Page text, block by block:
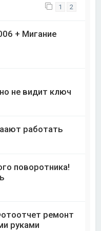
1 2
+ Мигание
не видит ключ
работать
поворотника!
ремонт
руками